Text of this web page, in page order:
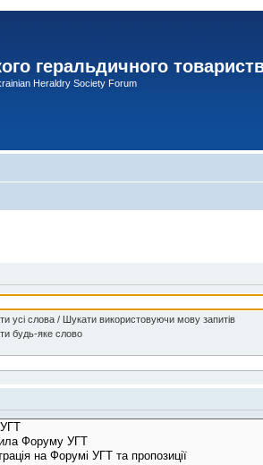
геральдичного
Heraldry Society Forum
усі слова / Шукати використовуючи мову запитів
будь-яке слово